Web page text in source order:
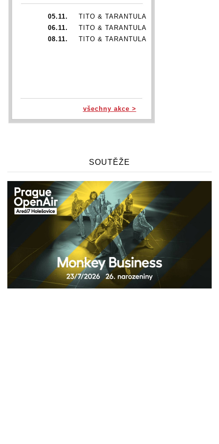
05.11.
TITO & TARANTULA
06.11.
TITO & TARANTULA
08.11.
TITO & TARANTULA
všechny akce >
SOUTĚŽE